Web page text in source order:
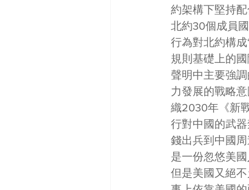
約架構下堅持
北約30個成員
行為對北約構
規則基礎上的
聲明中主要強
力發展的戰略
織2030年《新
行對中國的武
錢出兵到中國
是一份忽悠美
但是美國又絕